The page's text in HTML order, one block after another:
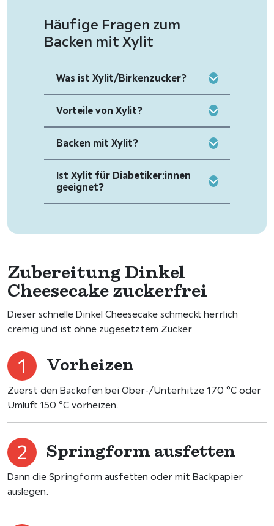
Häufige Fragen zum
Backen mit Xylit
Was ist Xylit/Birkenzucker?
Vorteile von Xylit?
Backen mit Xylit?
Ist Xylit für Diabetiker:innen
geeignet?
Zubereitung Dinkel
Cheesecake zuckerfrei
Dieser schnelle Dinkel Cheesecake schmeckt herrlich
cremig und ist ohne zugesetztem Zucker.
Vorheizen
Zuerst den Backofen bei Ober-/Unterhitze 170 °C oder
Umluft 150 °C vorheizen.
Springform ausfetten
Dann die Springform ausfetten oder mit Backpapier
auslegen.